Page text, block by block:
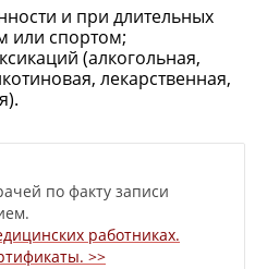
и при длительных
или спортом;
(алкогольная,
лекарственная,
по факту записи
работниках.
>>